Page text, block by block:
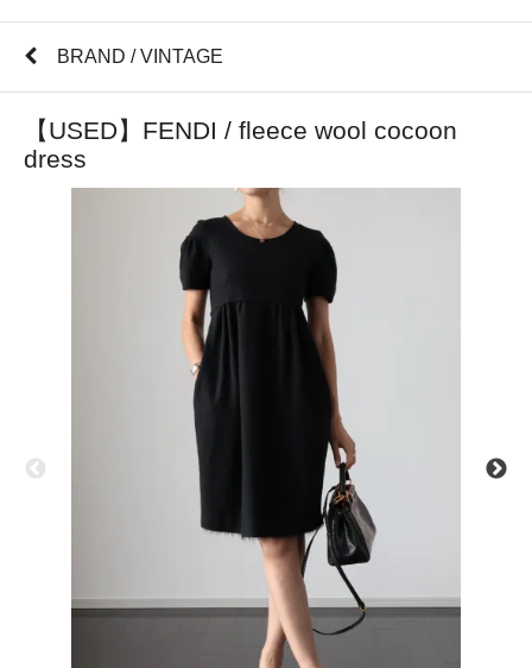
BRAND / VINTAGE
【USED】FENDI / fleece wool cocoon
dress